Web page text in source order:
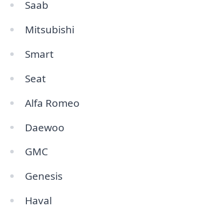
Saab
Mitsubishi
Smart
Seat
Alfa Romeo
Daewoo
GMC
Genesis
Haval